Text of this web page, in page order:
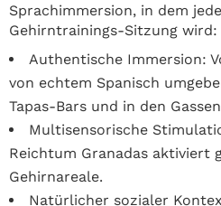
Sprachimmersion, in dem
Gehirntrainings-Sitzung wird:
Authentische Immersion:
von echtem Spanisch
Tapas-Bars und in den
Multisensorische
Reichtum Granadas aktiviert
Gehirnareale.
Natürlicher sozialer